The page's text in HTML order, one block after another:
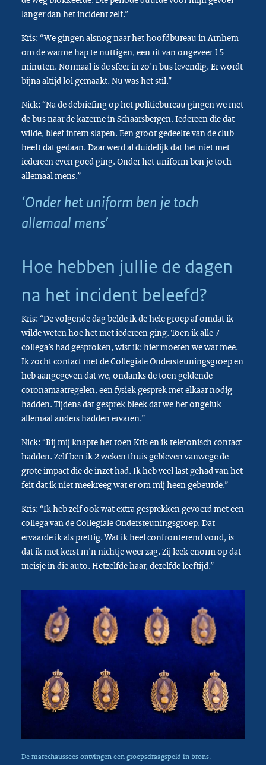
langer dan het incident zelf.”
Kris: “We gingen alsnog naar het hoofdbureau in Arnhem
om de warme hap te nuttigen, een rit van ongeveer 15
minuten. Normaal is de sfeer in zo’n bus levendig. Er wordt
bijna altijd lol gemaakt. Nu was het stil.”
Nick: “Na de debriefing op het politiebureau gingen we met
de bus naar de kazerne in Schaarsbergen. Iedereen die dat
wilde, bleef intern slapen. Een groot gedeelte van de club
heeft dat gedaan. Daar werd al duidelijk dat het niet met
iedereen even goed ging. Onder het uniform ben je toch
allemaal mens.”
‘Onder het uniform ben je toch
allemaal mens’
Hoe hebben jullie de dagen
na het incident beleefd?
Kris: “De volgende dag belde ik de hele groep af omdat ik
wilde weten hoe het met iedereen ging. Toen ik alle 7
collega’s had gesproken, wist ik: hier moeten we wat mee.
Ik zocht contact met de Collegiale Ondersteuningsgroep en
heb aangegeven dat we, ondanks de toen geldende
coronamaatregelen, een fysiek gesprek met elkaar nodig
hadden. Tijdens dat gesprek bleek dat we het ongeluk
allemaal anders hadden ervaren.”
Nick: “Bij mij knapte het toen Kris en ik telefonisch contact
hadden. Zelf ben ik 2 weken thuis gebleven vanwege de
grote impact die de inzet had. Ik heb veel last gehad van het
feit dat ik niet meekreeg wat er om mij heen gebeurde.”
Kris: “Ik heb zelf ook wat extra gesprekken gevoerd met een
collega van de Collegiale Ondersteuningsgroep. Dat
ervaarde ik als prettig. Wat ik heel confronterend vond, is
dat ik met kerst m’n nichtje weer zag. Zij leek enorm op dat
meisje in die auto. Hetzelfde haar, dezelfde leeftijd.”
De marechaussees ontvingen een groepsdraagspeld in brons.